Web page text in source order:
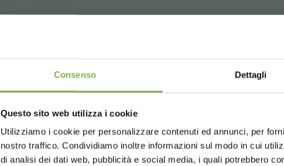
Consenso Dettagli
Questo sito web utilizza i cookie
Utilizziamo i cookie per personalizzare contenuti ed annunci, per
nostro traffico. Condividiamo inoltre informazioni sul modo in cui
di analisi dei dati web, pubblicità e social media, i quali potrebbero
UNITED
REGISTRATI E
Crea un account e ottieni
5 % di scontosul tuo primo ordine *
2 % di sconto sempresu tutti i tuoi
Spedizione gratissopra i 15.000 €